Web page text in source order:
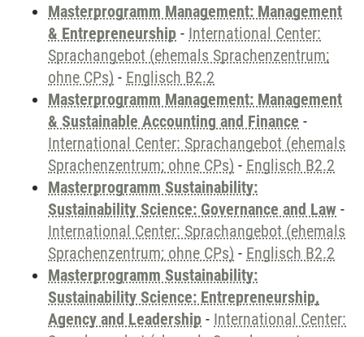
Masterprogramm Management: Management
& Entrepreneurship - International Center:
Sprachangebot (ehemals Sprachenzentrum;
ohne CPs) - Englisch B2.2
Masterprogramm Management: Management
& Sustainable Accounting and Finance -
International Center: Sprachangebot (ehemals
Sprachenzentrum; ohne CPs) - Englisch B2.2
Masterprogramm Sustainability:
Sustainability Science: Governance and Law -
International Center: Sprachangebot (ehemals
Sprachenzentrum; ohne CPs) - Englisch B2.2
Masterprogramm Sustainability:
Sustainability Science: Entrepreneurship,
Agency and Leadership - International Center: